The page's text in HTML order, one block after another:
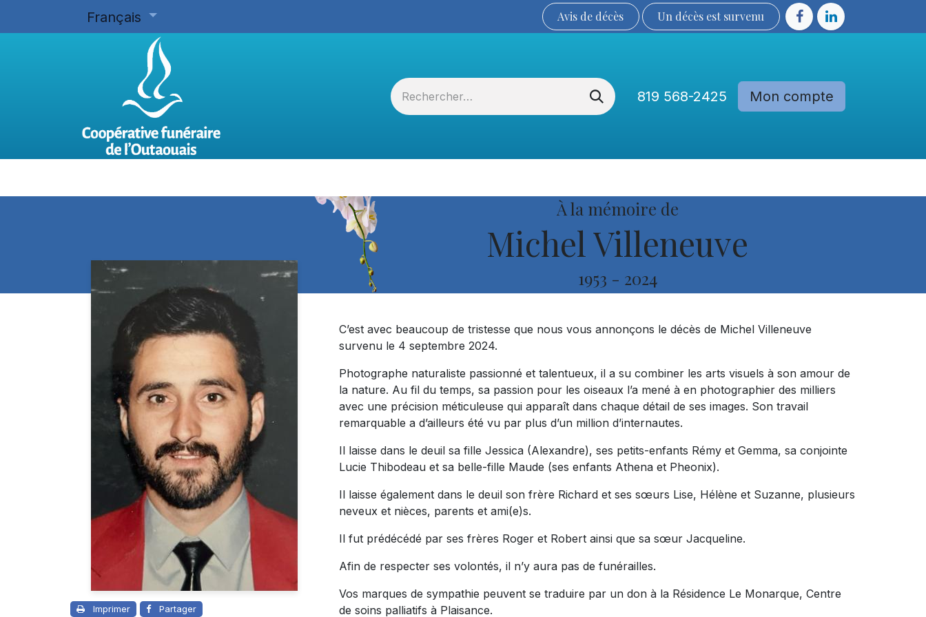
Français Avis de décès Un décès est sur​​​​​​​​ve​nu​​​​​​​​​​
819 568-2425 Mon compte
À la mémoire de
Michel Villeneuve
1953 - 2024
Imprimer Partager
C’est avec beaucoup de tristesse que nous vous annonçons le décès de Michel Villeneuve
survenu le 4 septembre 2024.
Photographe naturaliste passionné et talentueux, il a su combiner les arts visuels à son amour de
la nature. Au fil du temps, sa passion pour les oiseaux l’a mené à en photographier des milliers
avec une précision méticuleuse qui apparaît dans chaque détail de ses images. Son travail
remarquable a d’ailleurs été vu par plus d’un million d’internautes.
Il laisse dans le deuil sa fille Jessica (Alexandre), ses petits-enfants Rémy et Gemma, sa conjointe
Lucie Thibodeau et sa belle-fille Maude (ses enfants Athena et Pheonix).
Il laisse également dans le deuil son frère Richard et ses sœurs Lise, Hélène et Suzanne, plusieurs
neveux et nièces, parents et ami(e)s.
Il fut prédécédé par ses frères Roger et Robert ainsi que sa sœur Jacqueline.
Afin de respecter ses volontés, il n’y aura pas de funérailles.
Vos marques de sympathie peuvent se traduire par un don à la Résidence Le Monarque, Centre
de soins palliatifs à Plaisance.